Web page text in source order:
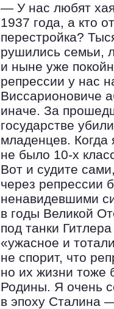
— У нас любят
1937 года, а кто
перестройка?
рушились семьи,
и ныне уже
репрессии у нас
Виссарионовиче
иначе. За
государстве
младенцев. Когда
не было 10-х
Вот и судите
через репрессии
ненавидевшими
в годы Великой
под танки
«ужасное и
не спорит, что
но их жизни тоже
Родины. Я очень
в эпоху Сталина